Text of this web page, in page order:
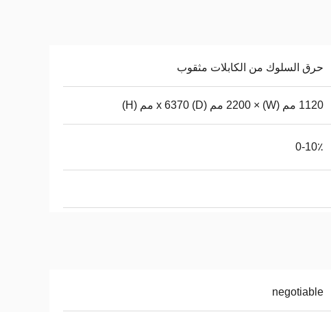
حرق السلوك من الكابلات مثقوب
1120 مم (W) × 2200 مم (D) x 6370 مم (H)
0-10٪
negotiable